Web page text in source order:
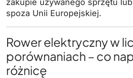
spoza Unii Europejskiej.
Rower elektryczny w
porównaniach – co
różnicę